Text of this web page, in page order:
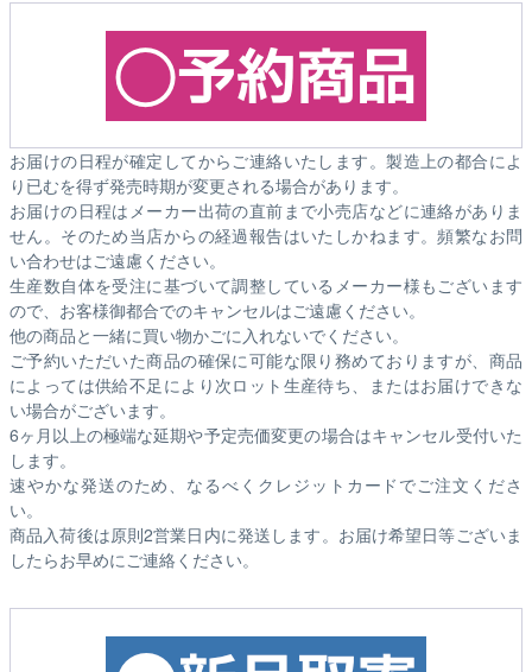
お届けの日程が確定してからご連絡いたします。製造上の都合によ
り已むを得ず発売時期が変更される場合があります。
お届けの日程はメーカー出荷の直前まで小売店などに連絡がありま
せん。そのため当店からの経過報告はいたしかねます。頻繁なお問
い合わせはご遠慮ください。
生産数自体を受注に基づいて調整しているメーカー様もございます
ので、お客様御都合でのキャンセルはご遠慮ください。
他の商品と一緒に買い物かごに入れないでください。
ご予約いただいた商品の確保に可能な限り務めておりますが、商品
によっては供給不足により次ロット生産待ち、またはお届けできな
い場合がございます。
6ヶ月以上の極端な延期や予定売価変更の場合はキャンセル受付いた
します。
速やかな発送のため、なるべくクレジットカードでご注文くださ
い。
商品入荷後は原則2営業日内に発送します。お届け希望日等ございま
したらお早めにご連絡ください。